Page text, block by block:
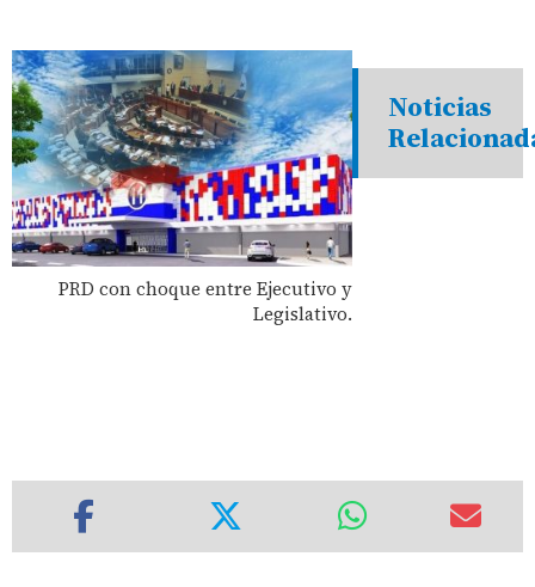
PRD con choque entre Ejecutivo y
Legislativo.
Noticias